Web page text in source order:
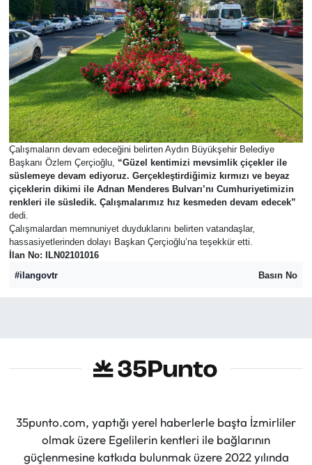
Çalışmaların devam edeceğini belirten Aydın Büyükşehir Belediye
Başkanı Özlem Çerçioğlu, “Güzel kentimizi mevsimlik çiçekler ile
süslemeye devam ediyoruz. Gerçekleştirdiğimiz kırmızı ve beyaz
çiçeklerin dikimi ile Adnan Menderes Bulvarı’nı Cumhuriyetimizin
renkleri ile süsledik. Çalışmalarımız hız kesmeden devam edecek”
dedi.
Çalışmalardan memnuniyet duyduklarını belirten vatandaşlar,
hassasiyetlerinden dolayı Başkan Çerçioğlu’na teşekkür etti.
İlan No: ILN02101016
#ilangovtr
Basın No
35punto.com, yaptığı yerel haberlerle başta İzmirliler
olmak üzere Egelilerin kentleri ile bağlarının
güçlenmesine katkıda bulunmak üzere 2022 yılında